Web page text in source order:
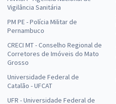
Vigilância Sanitária
PM PE - Polícia Militar de
Pernambuco
CRECI MT - Conselho Regional de
Corretores de Imóveis do Mato
Grosso
Universidade Federal de
Catalão - UFCAT
UFR - Universidade Federal de